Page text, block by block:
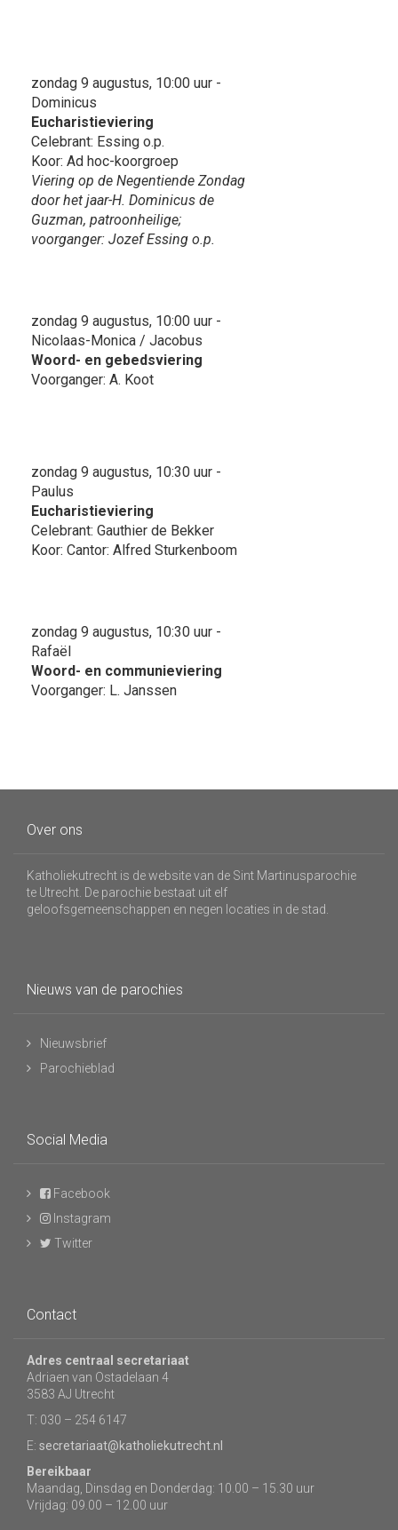
zondag 9 augustus, 10:00 uur -
Dominicus
Eucharistieviering
Celebrant: Essing o.p.
Koor: Ad hoc-koorgroep
Viering op de Negentiende Zondag
door het jaar-H. Dominicus de
Guzman, patroonheilige;
voorganger: Jozef Essing o.p.
zondag 9 augustus, 10:00 uur -
Nicolaas-Monica / Jacobus
Woord- en gebedsviering
Voorganger: A. Koot
zondag 9 augustus, 10:30 uur -
Paulus
Eucharistieviering
Celebrant: Gauthier de Bekker
Koor: Cantor: Alfred Sturkenboom
zondag 9 augustus, 10:30 uur -
Rafaël
Woord- en communieviering
Voorganger: L. Janssen
Over ons
Katholiekutrecht is de website van de Sint Martinusparochie
te Utrecht. De parochie bestaat uit elf
geloofsgemeenschappen en negen locaties in de stad.
Nieuws van de parochies
Nieuwsbrief
Parochieblad
Social Media
Facebook
Instagram
Twitter
Contact
Adres centraal secretariaat
Adriaen van Ostadelaan 4
3583 AJ Utrecht
T: 030 – 254 6147
E: secretariaat@katholiekutrecht.nl
Bereikbaar
Maandag, Dinsdag en Donderdag: 10.00 – 15.30 uur
Vrijdag: 09.00 – 12.00 uur